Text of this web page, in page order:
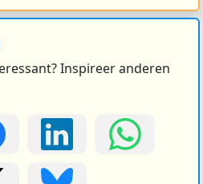
Inspireer anderen